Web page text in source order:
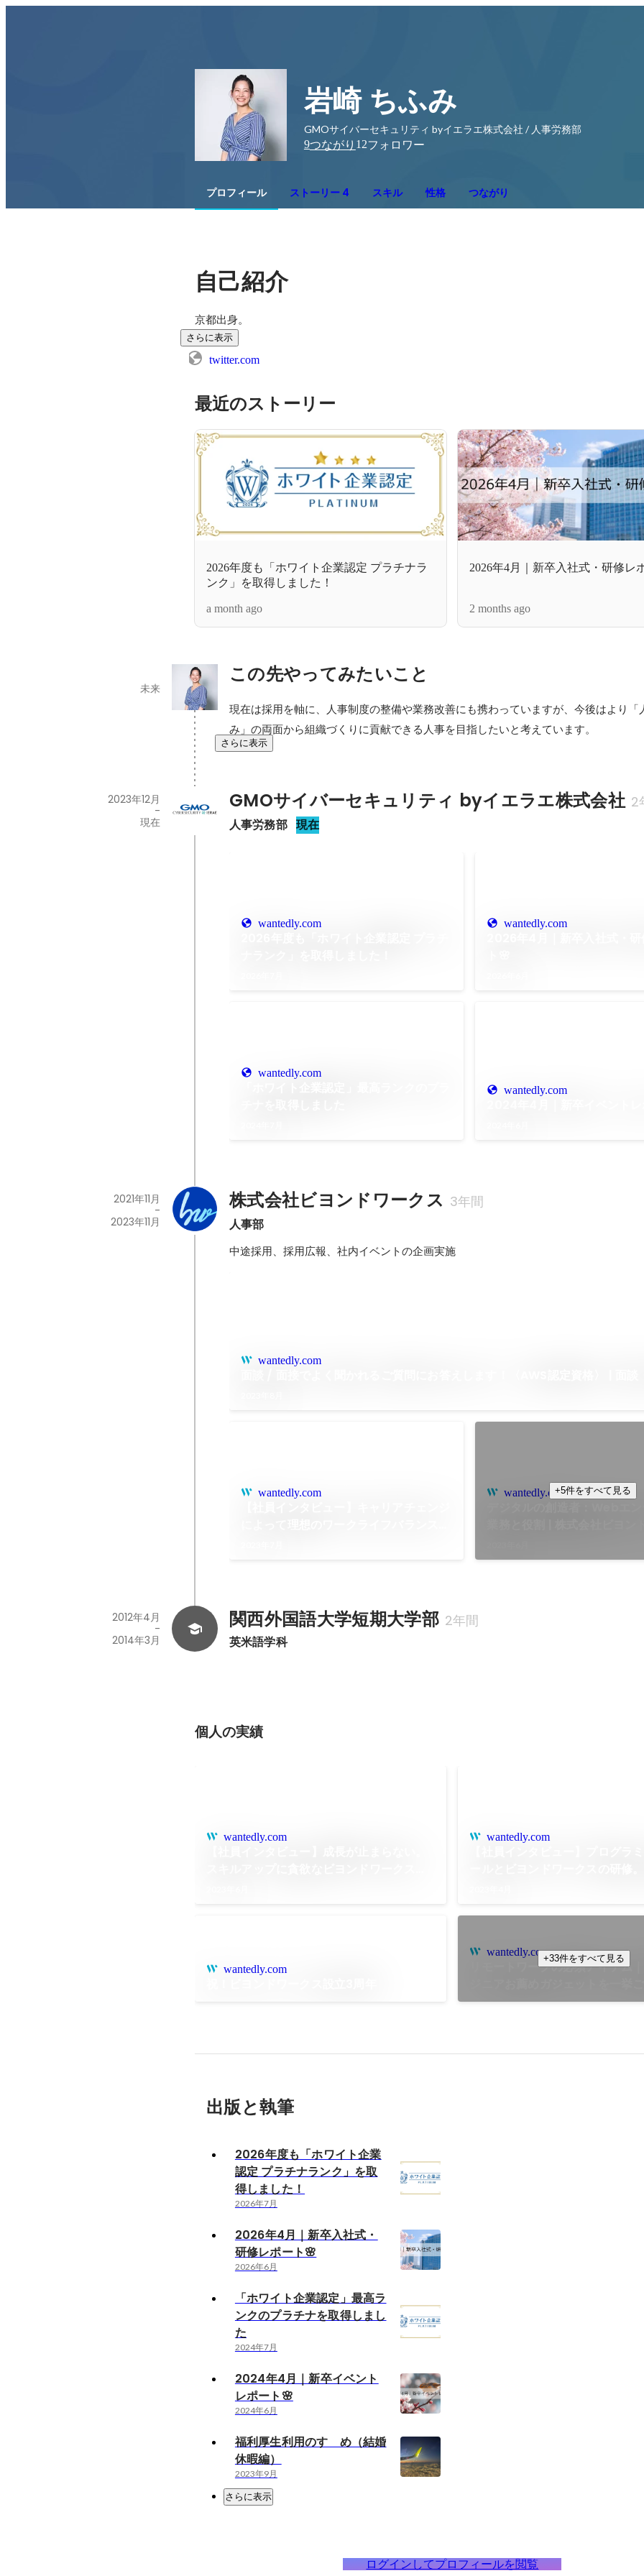
岩崎 ちふみ
GMOサイバーセキュリティ byイエラエ株式会社 / 人事労務部
9つながり 12フォロワー
プロフィール ストーリー 4 スキル 性格 つながり
自己紹介
京都出身。
さらに表示
twitter.com
最近のストーリー
2026年度も「ホワイト企業認定 プラチナラ
ンク」を取得しました！
a month ago
2026年4月｜新卒入社式・研修レ
2 months ago
この先やってみたいこと
未来
現在は採用を軸に、人事制度の整備や業務改善にも携わっていますが、今後はより「
み」の両面から組織づくりに貢献できる人事を目指したいと考えています。
さらに表示
GMOサイバーセキュリティ byイエラエ株式会社 2
人事労務部 現在
2023年12月
-
現在
wantedly.com wantedly.com
wantedly.com
wantedly.com
株式会社ビヨンドワークス 3年間
人事部
2021年11月
-
2023年11月
中途採用、採用広報、社内イベントの企画実施
wantedly.com
wantedly.com wantedly.com+5件をすべて見る
関西外国語大学短期大学部 2年間
英米語学科
2012年4月
-
2014年3月
個人の実績
wantedly.com wantedly.com
wantedly.com
wantedly.com
リモートワークの必須アイテム
+33件をすべて見る
出版と執筆
2026年度も「ホワイト企業
認定 プラチナランク」を取
得しました！
2026年7月
2026年4月｜新卒入社式・
研修レポート🌸
2026年6月
「ホワイト企業認定」最高ラ
ンクのプラチナを取得しまし
た
2024年7月
2024年4月｜新卒イベント
レポート🌸
2024年6月
福利厚生利用のすゝめ（結婚
休暇編）
2023年9月
さらに表示
ログインしてプロフィールを閲覧